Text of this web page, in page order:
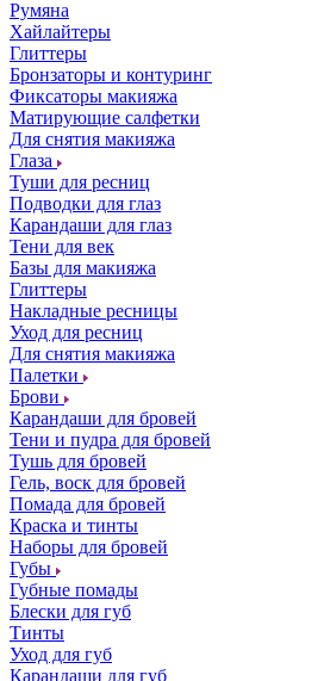
Румяна
Хайлайтеры
Глиттеры
Бронзаторы и контуринг
Фиксаторы макияжа
Матирующие салфетки
Для снятия макияжа
Глаза
Туши для ресниц
Подводки для глаз
Карандаши для глаз
Тени для век
Базы для макияжа
Глиттеры
Накладные ресницы
Уход для ресниц
Для снятия макияжа
Палетки
Брови
Карандаши для бровей
Тени и пудра для бровей
Тушь для бровей
Гель, воск для бровей
Помада для бровей
Краска и тинты
Наборы для бровей
Губы
Губные помады
Блески для губ
Тинты
Уход для губ
Карандаши для губ